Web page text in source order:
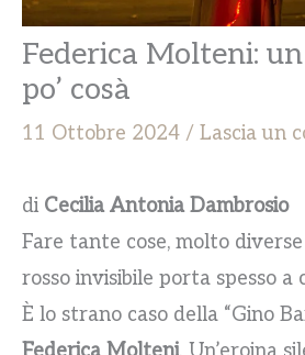
Federica Molteni: un
po’ cosà
11 Ottobre 2024 / Lascia un
di Cecilia Antonia Dambrosio
Fare tante cose, molto
rosso invisibile porta spesso a
È lo strano caso della “Gino